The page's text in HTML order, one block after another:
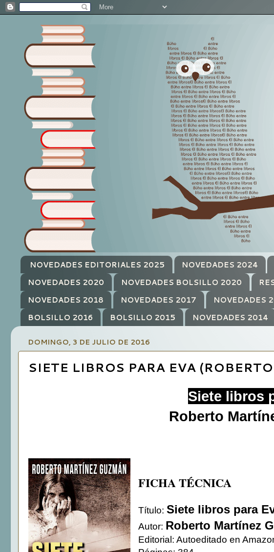
NOVEDADES EDITORIALES 2025 NOVEDADES 2024
NOVEDADES 2020
NOVEDADES BOLSILLO 2020
NOVEDADES 2018
NOVEDADES 2017 NOVEDADES
BOLSILLO 2016
BOLSILLO 2015 NOVEDADES 2014
DOMINGO, 3 DE JULIO DE 2016
SIETE LIBROS PARA EVA
Siete libros
Roberto
FICHA TÉCNICA
Título: Siete libros para
Autor: Roberto Martínez
Editorial: Autoeditado en